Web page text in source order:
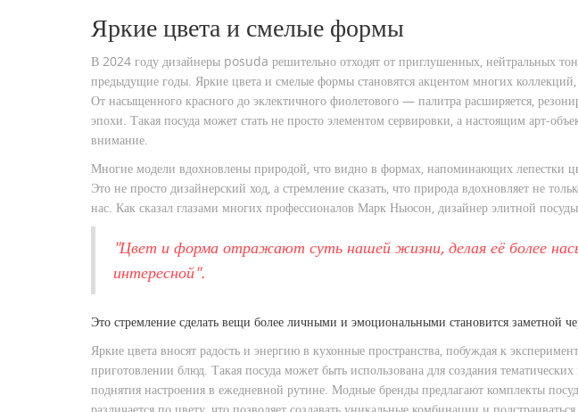
Яркие цвета и смелые формы
В 2024 году дизайнеры posuda решительно отходят от приглушенных, нейтральных
предыдущие годы. Яркие цвета и смелые формы становятся акцентом многих коллекций,
От насыщенного красного до эклектичного фиолетового — палитра расширяется,
эпохи. Такая посуда может стать не просто элементом сервировки, а настоящим арт-
внимание.
Многие модели вдохновлены природой, что видно в формах, напоминающих лепестки
Это не просто дизайнерский ход, а стремление сказать, что природа вдохновляет не
нас. Как сказал глазами многих профессионалов Марк Ньюсон, дизайнер элитной
"Цвет и форма отражают суть нашей жизни, делая её более
интересной".
Это стремление сделать вещи более личными и эмоциональными становится заметной
Яркие цвета вносят радость и энергию в кухонные пространства, побуждая к
приготовлении блюд. Такая посуда может быть использована для создания
поднятия настроения в ежедневной рутине. Модные бренды предлагают комплекты